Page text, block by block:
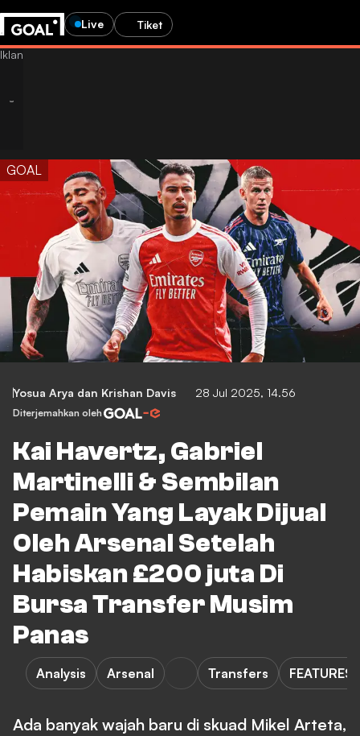
Live Tiket
GOAL
Yosua Arya dan Krishan Davis 28 Jul 2025, 14.56
Diterjemahkan oleh
Kai Havertz, Gabriel
Martinelli & Sembilan
Pemain Yang Layak Dijual
Oleh Arsenal Setelah
Habiskan £200 juta Di
Bursa Transfer Musim
Panas
Analysis Arsenal Transfers FEATURES
Ada banyak wajah baru di skuad Mikel Arteta,